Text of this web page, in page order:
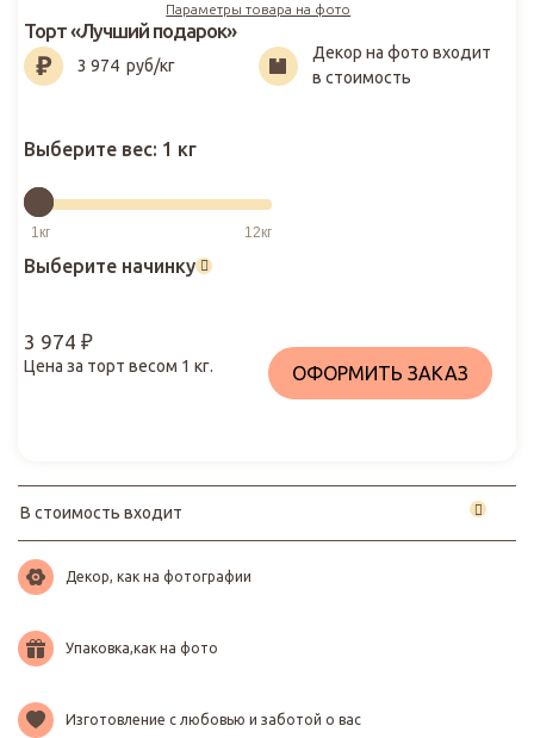
Параметры товара на фото
3 974₽
Торт «Лучший подарок»
3 974 руб/кг
Декор на фото входит
в стоимость
Выберите вес: 1 кг
Выберите начинку
3 974 ₽
Цена за торт весом 1 кг. ОФОРМИТЬ ЗАКАЗ
В стоимость входит
Декор, как на фотографии
Упаковка,как на фото
Изготовление с любовью и заботой о вас